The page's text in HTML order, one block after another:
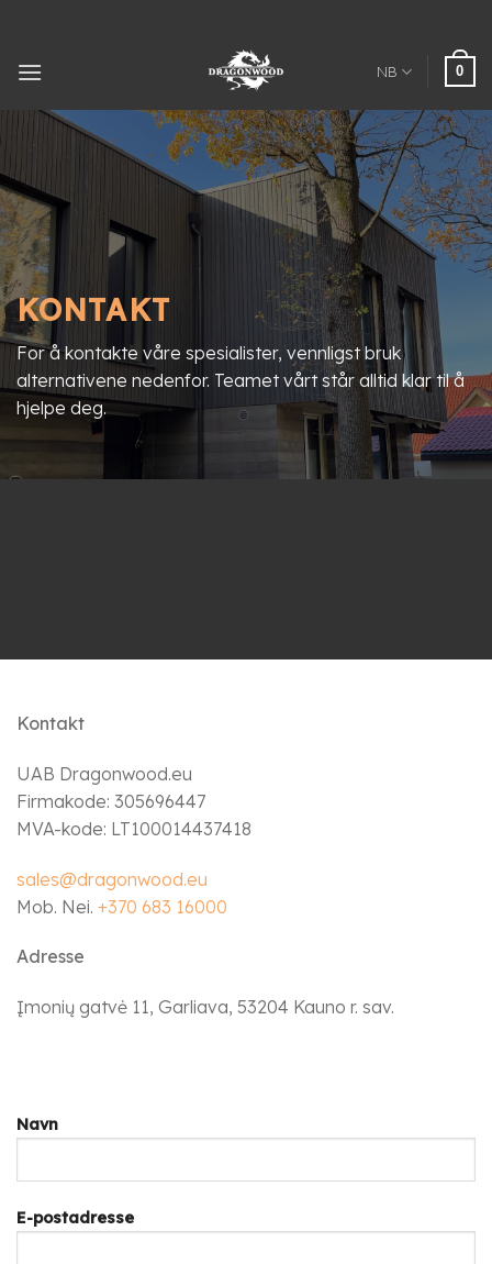
innhold
NB 0
KONTAKT
For å kontakte våre spesialister, vennligst bruk
alternativene nedenfor. Teamet vårt står alltid klar til å
hjelpe deg.
Navn
E-postadresse
Kontakt
UAB Dragonwood.eu
Firmakode: 305696447
MVA-kode: LT100014437418
sales@dragonwood.eu
Mob. Nei. +370 683 16000
Adresse
Įmonių gatvė 11, Garliava, 53204 Kauno r. sav.